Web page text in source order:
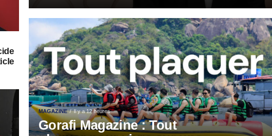
MAGAZINE Il y a 12 heures
Gorafi Magazine : Tout